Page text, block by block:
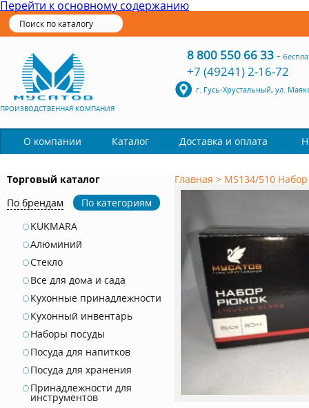
Перейти к основному содержанию
ПРОИЗВОДСТВЕННАЯ КОМПАНИЯ
8 800 550 66 33-
+7 (49241) 2-16-72
г. Гусь-Хрустальный, ул.
О компании Каталог Доставка и оплата
Торговый каталог
По брендам
По категориям
KUKMARA
Алюминий
Стекло
Все для дома и сада
Кухонные принадлежности
Кухонный инвентарь
Наборы посуды
Посуда для напитков
Посуда для хранения
Принадлежности для
инструментов
Главная > MS134/510